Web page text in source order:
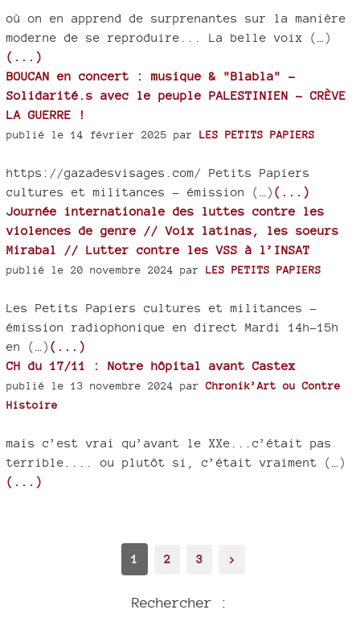
où on en apprend de surprenantes sur la manière
moderne de se reproduire... La belle voix (…)
(...)
BOUCAN en concert : musique & "Blabla" -
Solidarité.s avec le peuple PALESTINIEN - CRÈVE
LA GUERRE !
publié le 14 février 2025 par LES PETITS PAPIERS
https://gazadesvisages.com/ Petits Papiers
cultures et militances - émission (…) (...)
Journée internationale des luttes contre les
violences de genre // Voix latinas, les soeurs
Mirabal // Lutter contre les VSS à l’INSAT
publié le 20 novembre 2024 par LES PETITS PAPIERS
Les Petits Papiers cultures et militances -
émission radiophonique en direct Mardi 14h-15h
en (…) (...)
CH du 17/11 : Notre hôpital avant Castex
publié le 13 novembre 2024 parChronik’Art ou Contre
Histoire
mais c’est vrai qu’avant le XXe...c’était pas
terrible.... ou plutôt si, c’était vraiment (…)
(...)
1 2 3 >
Rechercher :